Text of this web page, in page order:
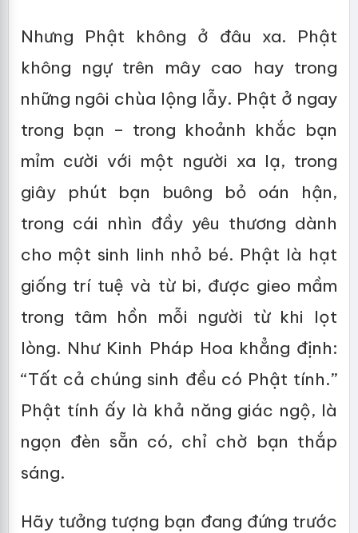
Nhưng Phật không ở đâu xa. Phật
không ngự trên mây cao hay trong
những ngôi chùa lộng lẫy. Phật ở ngay
trong bạn – trong khoảnh khắc bạn
mỉm cười với một người xa lạ, trong
giây phút bạn buông bỏ oán hận,
trong cái nhìn đầy yêu thương dành
cho một sinh linh nhỏ bé. Phật là hạt
giống trí tuệ và từ bi, được gieo mầm
trong tâm hồn mỗi người từ khi lọt
lòng. Như Kinh Pháp Hoa khẳng định:
“Tất cả chúng sinh đều có Phật tính.”
Phật tính ấy là khả năng giác ngộ, là
ngọn đèn sẵn có, chỉ chờ bạn thắp
sáng.
Hãy tưởng tượng bạn đang đứng trước